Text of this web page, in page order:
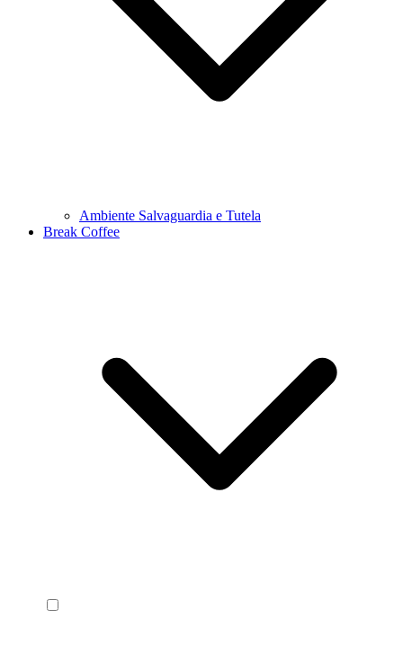
Ambiente Salvaguardia e Tutela
Break Coffee